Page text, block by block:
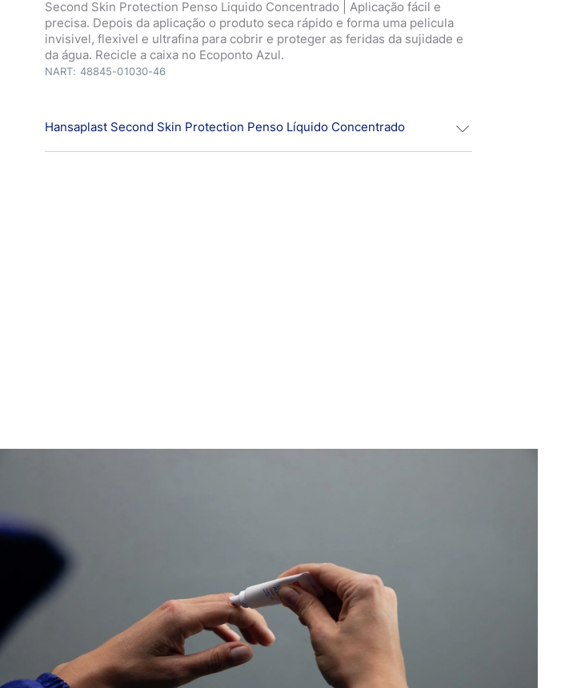
Second Skin Protection Penso Liquido Concentrado | Aplicação fácil e
precisa. Depois da aplicação o produto seca rápido e forma uma pelicula
invisivel, flexivel e ultrafina para cobrir e proteger as feridas da sujidade e
da água. Recicle a caixa no Ecoponto Azul.
NART: 48845-01030-46
Hansaplast Second Skin Protection Penso Líquido Concentrado